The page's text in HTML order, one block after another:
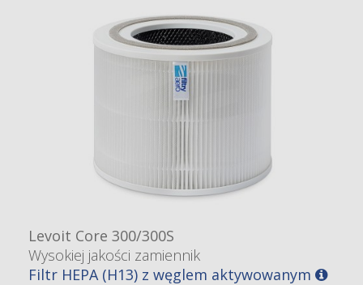
Levoit Core 300/300S
Wysokiej jakości zamiennik
Filtr HEPA (H13) z węglem aktywowanym